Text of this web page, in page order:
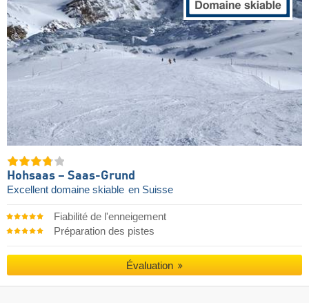
Hohsaas – Saas-Grund
Excellent domaine skiable en Suisse
Fiabilité de l'enneigement
Préparation des pistes
Évaluation